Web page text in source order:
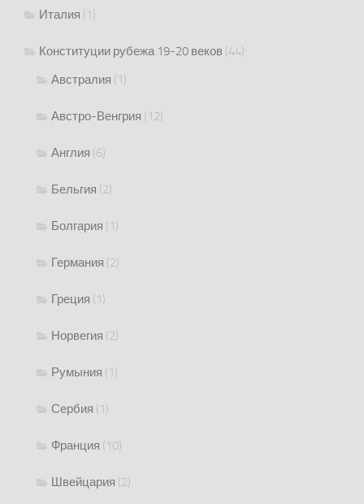
Италия (1)
Конституции рубежа 19-20 веков (44)
Австралия (1)
Австро-Венгрия (12)
Англия (6)
Бельгия (2)
Болгария (1)
Германия (2)
Греция (1)
Норвегия (2)
Румыния (1)
Сербия (1)
Франция (10)
Швейцария (2)